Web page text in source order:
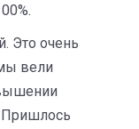
Это очень
вели
Пришлось